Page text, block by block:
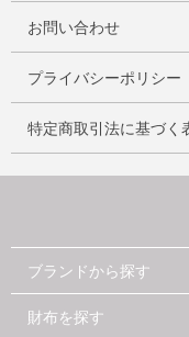
お問い合わせ
プライバシーポリシー
特定商取引法に基づく
ブランドから探す
財布を探す